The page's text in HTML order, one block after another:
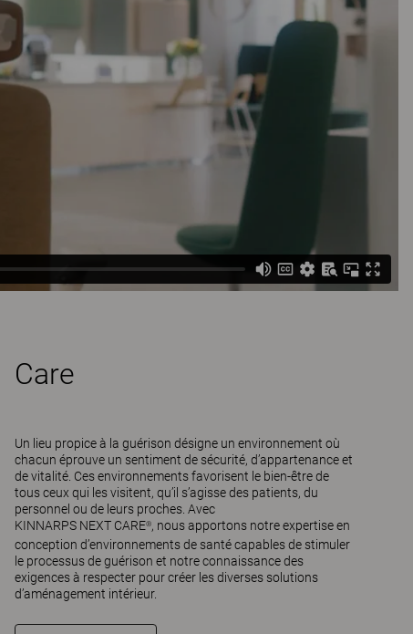
Care
Un lieu propice à la guérison désigne un environnement où
chacun éprouve un sentiment de sécurité, d’appartenance et
de vitalité. Ces environnements favorisent le bien-être de
tous ceux qui les visitent, qu’il s’agisse des patients, du
personnel ou de leurs proches. Avec
KINNARPS NEXT CARE®, nous apportons notre expertise en
conception d’environnements de santé capables de stimuler
le processus de guérison et notre connaissance des
exigences à respecter pour créer les diverses solutions
d’aménagement intérieur.